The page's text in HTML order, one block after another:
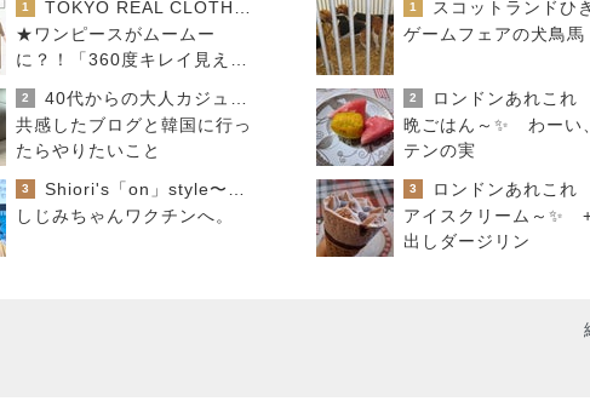
1
★ワンピースがムームー
に？！「360度キレイ見え」
の必殺ワザはコレ♪
2
共感したブログと韓国に行っ
たらやりたいこと
3
しじみちゃんワクチンへ。
1
ゲームフェアの犬鳥馬
2
ロンドンあれこれ
晩ごはん～✨ わーい
テンの実
3
ロンドンあれこれ
アイスクリーム～✨
出しダージリン